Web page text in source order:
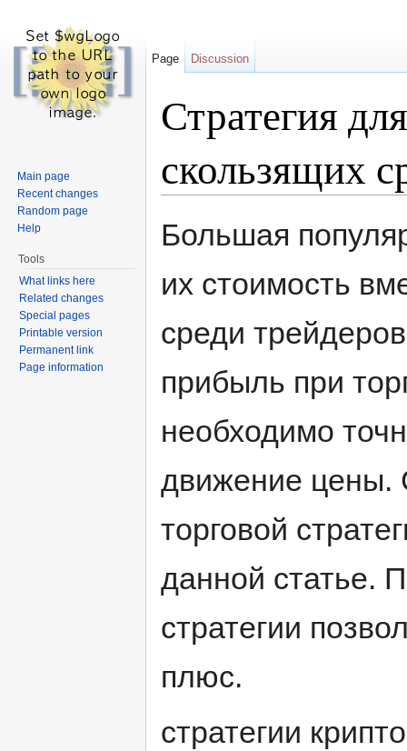
Стратегия
скользящих
Большая
их стоимость
среди
прибыль при
необходимо
движение цены.
торговой
данной статье.
стратегии
плюс.
стратегии
Page Discussion
Main page
Recent changes
Random page
Help
Tools
What links here
Related changes
Special pages
Printable version
Permanent link
Page information